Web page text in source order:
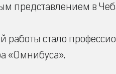
представлением в
работы стало
«Омнибуса».